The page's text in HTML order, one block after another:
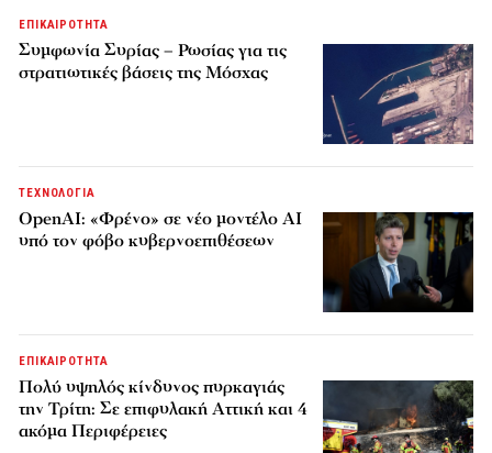
ΕΠΙΚΑΙΡΟΤΗΤΑ
Συμφωνία Συρίας – Ρωσίας για τις
στρατιωτικές βάσεις της Μόσχας
ΤΕΧΝΟΛΟΓΙΑ
OpenAI: «Φρένο» σε νέο μοντέλο AI
υπό τον φόβο κυβερνοεπιθέσεων
ΕΠΙΚΑΙΡΟΤΗΤΑ
Πολύ υψηλός κίνδυνος πυρκαγιάς
την Τρίτη: Σε επιφυλακή Αττική και 4
ακόμα Περιφέρειες